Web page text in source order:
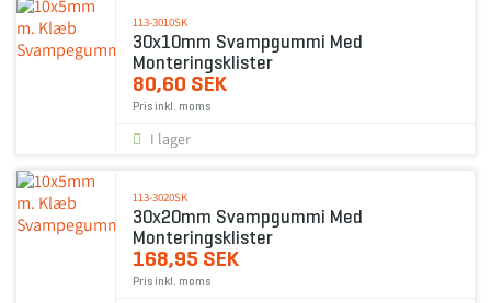
113-3010SK
30x10mm Svampgummi Med
Monteringsklister
80,60 SEK
Pris inkl. moms
I lager
113-3020SK
30x20mm Svampgummi Med
Monteringsklister
168,95 SEK
Pris inkl. moms